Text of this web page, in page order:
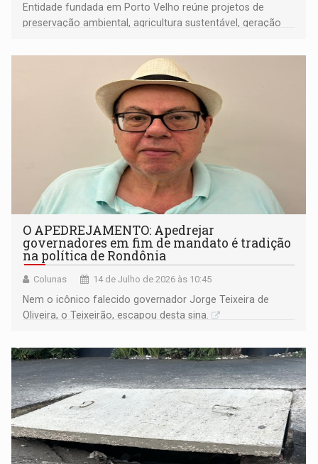
Entidade fundada em Porto Velho reúne projetos de
preservação ambiental, agricultura sustentável, geração
amazônicas
O APEDREJAMENTO: Apedrejar
governadores em fim de mandato é tradição
na política de Rondônia
Colunas 14 de Julho de 2026 às 10:45
Nem o icônico falecido governador Jorge Teixeira de
Oliveira, o Teixeirão, escapou desta sina.